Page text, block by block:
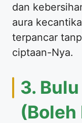
dan
aura
terpancar
ciptaan-Nya.
​3.